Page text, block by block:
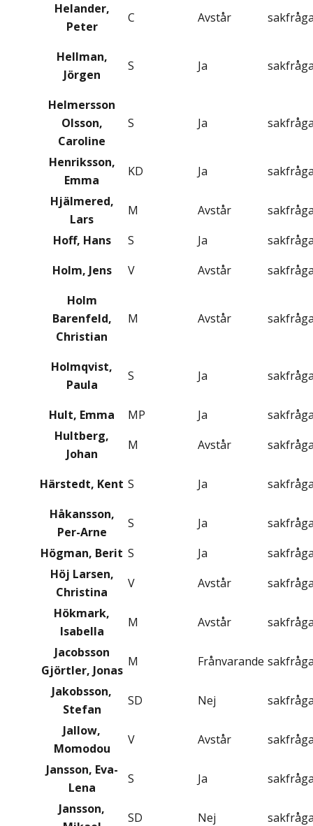
Helander,
Peter
C Avstår
Hellman,
Jörgen
S Ja
Helmersson
Olsson,
Caroline
S Ja
Henriksson,
Emma
KD Ja
Hjälmered,
Lars
M Avstår
Hoff, Hans
S Ja
Holm, Jens
V Avstår
Holm
Barenfeld,
Christian
M Avstår
Holmqvist,
Paula
S Ja
Hult, Emma MP Ja
Hultberg,
Johan
M Avstår
Härstedt, Kent S Ja
Håkansson,
Per-Arne
S Ja
Högman, Berit S Ja
Höj Larsen,
Christina
V Avstår
Hökmark,
Isabella
M Avstår
Jacobsson
Gjörtler, Jonas
M Frånvarande
Jakobsson,
Stefan
SD Nej
Jallow,
Momodou
V Avstår
Jansson, Eva-
Lena
S Ja
Jansson,
SD Nej